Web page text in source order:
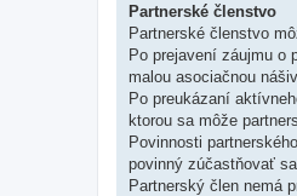
Partnerské členstvo
Partnerské členstvo
Po prejavení záujmu o
malou asociačnou
Po preukázaní
ktorou sa môže
Povinnosti
povinný zúčastňovať
Partnerský člen nemá